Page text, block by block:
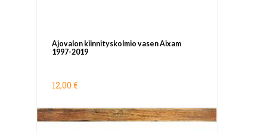
Ajovalon kiinnityskolmio vasen Aixam
1997-2019
12,00 €